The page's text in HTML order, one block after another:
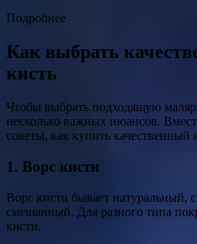
Подробнее
Как выбрать
кисть
Чтобы выбрать подходящую
несколько важных нюансов.
советы, как купить
1. Ворс кисти
Ворс кисти бывает натуральный,
смешанный. Для разного типа
кисти.